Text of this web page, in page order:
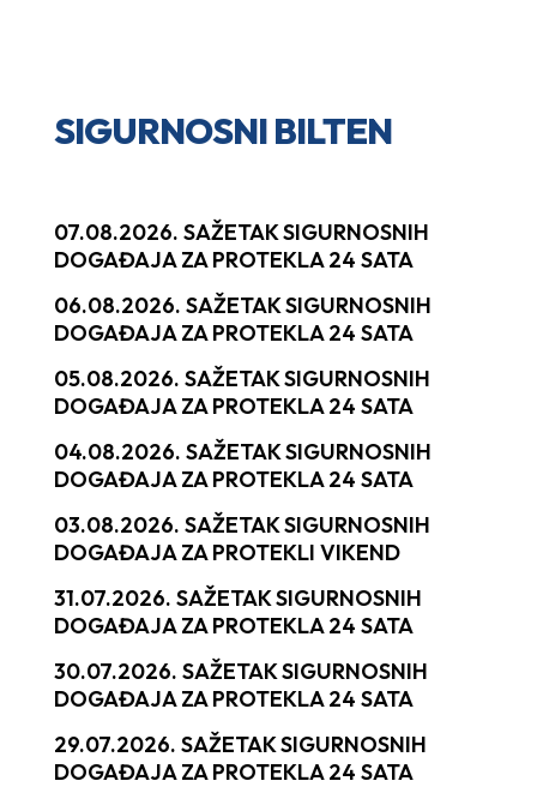
SIGURNOSNI BILTEN
07.08.2026. SAŽETAK SIGURNOSNIH
DOGAĐAJA ZA PROTEKLA 24 SATA
06.08.2026. SAŽETAK SIGURNOSNIH
DOGAĐAJA ZA PROTEKLA 24 SATA
05.08.2026. SAŽETAK SIGURNOSNIH
DOGAĐAJA ZA PROTEKLA 24 SATA
04.08.2026. SAŽETAK SIGURNOSNIH
DOGAĐAJA ZA PROTEKLA 24 SATA
03.08.2026. SAŽETAK SIGURNOSNIH
DOGAĐAJA ZA PROTEKLI VIKEND
31.07.2026. SAŽETAK SIGURNOSNIH
DOGAĐAJA ZA PROTEKLA 24 SATA
30.07.2026. SAŽETAK SIGURNOSNIH
DOGAĐAJA ZA PROTEKLA 24 SATA
29.07.2026. SAŽETAK SIGURNOSNIH
DOGAĐAJA ZA PROTEKLA 24 SATA